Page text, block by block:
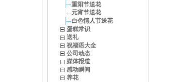
重阳节送花
元宵节送花
白色情人节送花
蛋糕常识
送礼
祝福语大全
公司动态
媒体报道
感动瞬间
养花